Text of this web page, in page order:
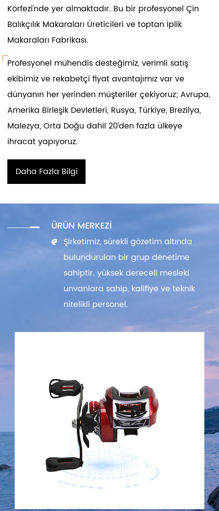
Körfezi'nde yer almaktadır. Bu bir profesyonel Çin
Balıkçılık Makaraları Üreticileri ve toptan İplik
Makaraları Fabrikası.
Profesyonel mühendis desteğimiz, verimli satış
ekibimiz ve rekabetçi fiyat avantajımız var ve
dünyanın her yerinden müşteriler çekiyoruz; Avrupa,
Amerika Birleşik Devletleri, Rusya, Türkiye, Brezilya,
Malezya, Orta Doğu dahil 20'den fazla ülkeye
ihracat yapıyoruz.
Daha Fazla Bilgi
ÜRÜN MERKEZI
Şirketimiz, sürekli gözetim altında
bulundurulan bir grup denetime
sahiptir. yüksek dereceli mesleki
unvanlara sahip, kalifiye ve teknik
nitelikli personel.